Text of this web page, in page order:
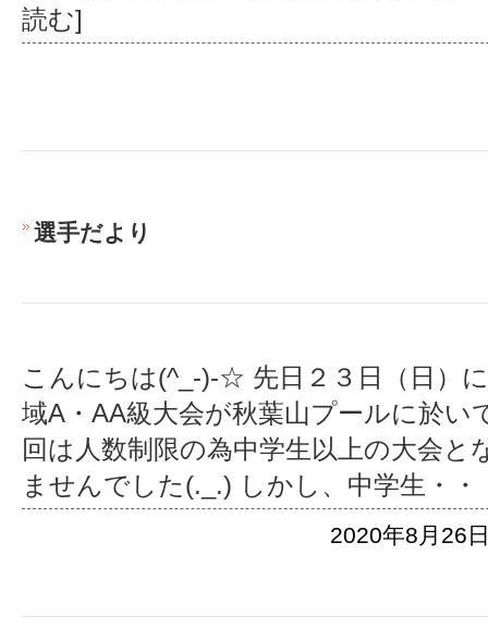
読む]
選手だより
こんにちは(^_-)-☆ 先日２３日（日）
域A・AA級大会が秋葉山プールに於い
回は人数制限の為中学生以上の大会と
ませんでした(._.) しかし、中学生 ・
2020年8月26